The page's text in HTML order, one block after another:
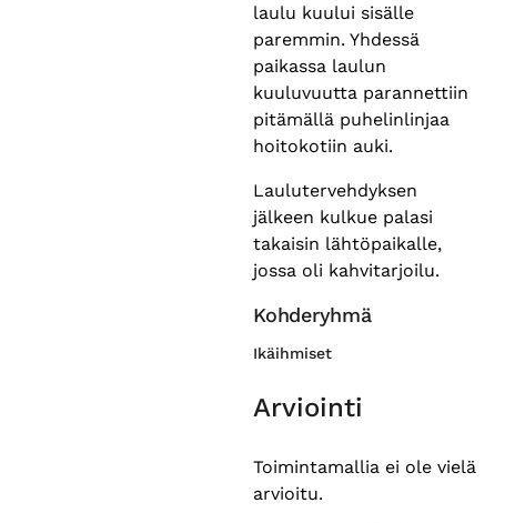
laulu kuului sisälle
paremmin. Yhdessä
paikassa laulun
kuuluvuutta parannettiin
pitämällä puhelinlinjaa
hoitokotiin auki.
Laulutervehdyksen
jälkeen kulkue palasi
takaisin lähtöpaikalle,
jossa oli kahvitarjoilu.
Kohderyhmä
Ikäihmiset
Arviointi
Toimintamallia ei ole vielä
arvioitu.